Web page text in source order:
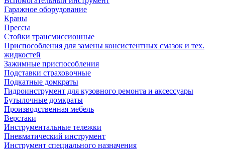
Гаражное оборудование
Краны
Прессы
Стойки трансмиссионные
Приспособления для замены консистентных смазок и тех.
жидкостей
Зажимные приспособления
Подставки страховочные
Подкатные домкраты
Гидроинструмент для кузовного ремонта и аксессуары
Бутылочные домкраты
Производственная мебель
Верстаки
Инструментальные тележки
Пневматический инструмент
Инструмент специального назначения